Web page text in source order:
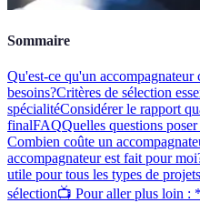
Sommaire
Qu'est-ce qu'un accompagnateur
besoins?Critères de sélection
spécialitéConsidérer le rapport
finalFAQQuelles questions
Combien coûte un
accompagnateur est fait pour
utile pour tous les types de
sélection📺 Pour aller plus loin :